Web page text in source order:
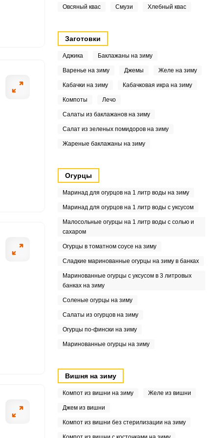
Овсяный квас Смузи Хлебный квас
Заготовки
Аджика Баклажаны на зиму
Варенье на зиму Джемы Желе на зиму
Кабачки на зиму Кабачковая икра на зиму
Компоты Лечо
Салаты из баклажанов на зиму
Салат из зеленых помидоров на зиму
Жареные баклажаны на зиму
Огурцы
Маринад для огурцов на 1 литр воды на зиму
Маринад для огурцов на 1 литр воды с уксусом
Малосольные огурцы на 1 литр воды с солью и
сахаром
Огурцы в томатном соусе на зиму
Сладкие маринованные огурцы на зиму в банках
Маринованные огурцы с уксусом в 3 литровых
банках на зиму
Соленые огурцы на зиму
Салаты из огурцов на зиму
Огурцы по-фински на зиму
Маринованные огурцы на зиму
Вишня на зиму
Компот из вишни на зиму Желе из вишни
Джем из вишни
Компот из вишни без стерилизации на зиму